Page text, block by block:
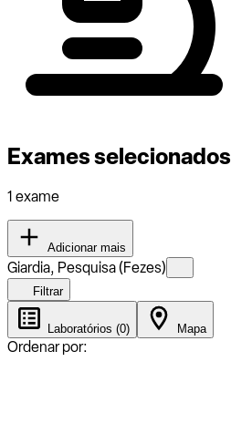
Exames selecionados
1 exame
Adicionar mais
Giardia, Pesquisa (Fezes)
Filtrar
Laboratórios (0) Mapa
Ordenar por: